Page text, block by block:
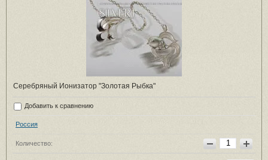
Серебряный Ионизатор "Золотая Рыбка"
Добавить к сравнению
Россия
Количество: